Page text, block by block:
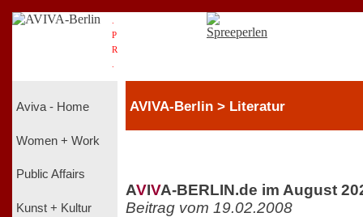
P
R
Aviva - Home
Women + Work
Public Affairs
Kunst + Kultur
AVIVA-Berlin > Literatur
AVIVA-BERLIN.de im August
Beitrag vom 19.02.2008